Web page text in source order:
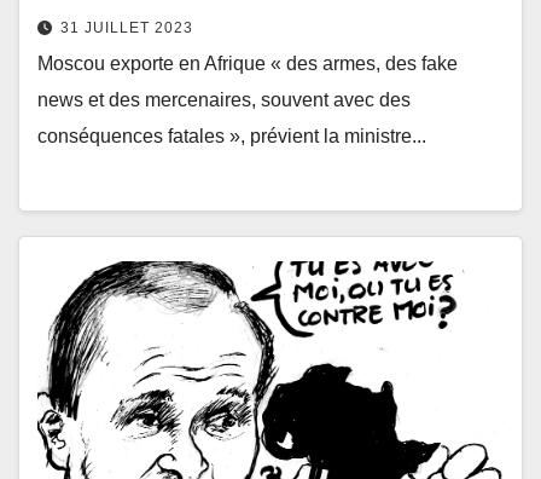
31 JUILLET 2023
Moscou exporte en Afrique « des armes, des fake
news et des mercenaires, souvent avec des
conséquences fatales », prévient la ministre...